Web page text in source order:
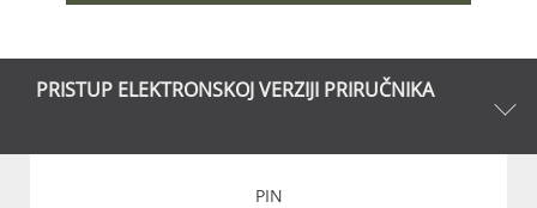
PRISTUP ELEKTRONSKOJ VERZIJI PRIRUČNIKA
PIN